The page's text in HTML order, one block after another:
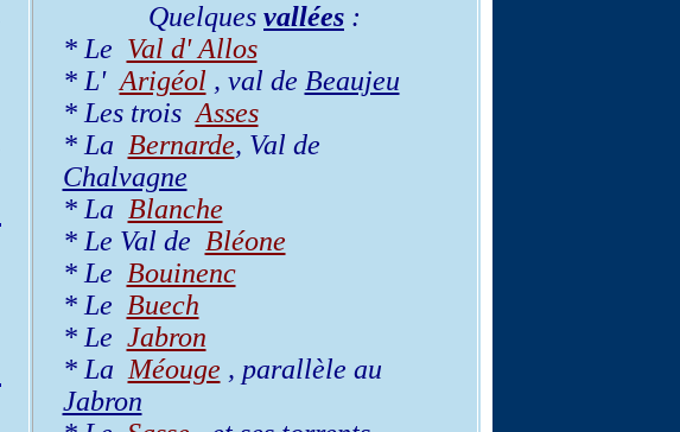
Quelques vallées :
* Le Val d' Allos
* L' Arigéol , val de Beaujeu
* Les trois Asses
* La Bernarde, Val de
Chalvagne
* La Blanche
* Le Val de Bléone
* Le Bouinenc
* Le Buech
* Le Jabron
* La Méouge , parallèle au
Jabron